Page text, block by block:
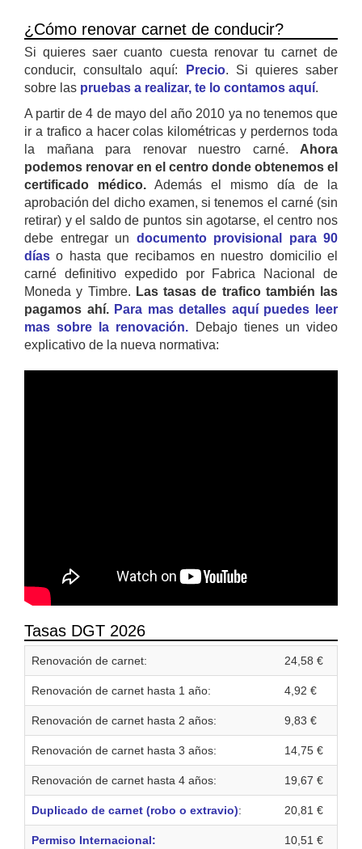
¿Cómo renovar carnet de conducir?
Si quieres saer cuanto cuesta renovar tu carnet de
conducir, consultalo aquí:
Precio. Si quieres saber
sobre las pruebas a realizar, te lo contamos aquí.
A partir de 4 de mayo del año 2010 ya no tenemos que
ir a trafico a hacer colas kilométricas y perdernos toda
la mañana para renovar nuestro carné. Ahora
podemos renovar en el centro donde obtenemos el
certificado médico. Además el mismo día de la
aprobación del dicho examen, si tenemos el carné (sin
retirar) y el saldo de puntos sin agotarse, el centro nos
debe entregar un documento provisional para 90
días o hasta que recibamos en nuestro domicilio el
carné definitivo expedido por Fabrica Nacional de
Moneda y Timbre. Las tasas de trafico también las
pagamos ahí. Para mas detalles aquí puedes leer
mas sobre la renovación. Debajo tienes un video
explicativo de la nueva normativa:
Tasas DGT 2026
Renovación de carnet: 24,58 €
Renovación de carnet hasta 1 año: 4,92 €
Renovación de carnet hasta 2 años: 9,83 €
Renovación de carnet hasta 3 años: 14,75 €
Renovación de carnet hasta 4 años: 19,67 €
Duplicado de carnet (robo o extravio): 20,81 €
Permiso Internacional: 10,51 €